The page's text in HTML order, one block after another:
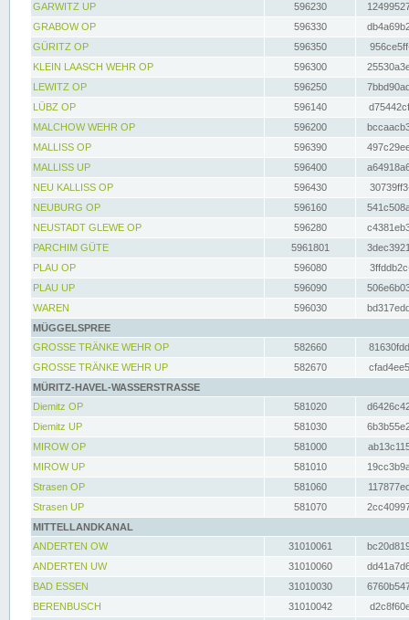
GARWITZ UP
596230
GRABOW OP
596330
GÜRITZ OP
596350
KLEIN LAASCH WEHR OP
596300
LEWITZ OP
596250
LÜBZ OP
596140
MALCHOW WEHR OP
596200
MALLISS OP
596390
MALLISS UP
596400
NEU KALLISS OP
596430
NEUBURG OP
596160
NEUSTADT GLEWE OP
596280
PARCHIM GÜTE
5961801
PLAU OP
596080
PLAU UP
596090
WAREN
596030
MÜGGELSPREE
GROSSE TRÄNKE WEHR OP
582660
GROSSE TRÄNKE WEHR UP
582670
MÜRITZ-HAVEL-WASSERSTRASSE
Diemitz OP
581020
Diemitz UP
581030
MIROW OP
581000
MIROW UP
581010
Strasen OP
581060
Strasen UP
581070
MITTELLANDKANAL
ANDERTEN OW
31010061
ANDERTEN UW
31010060
BAD ESSEN
31010030
BERENBUSCH
31010042